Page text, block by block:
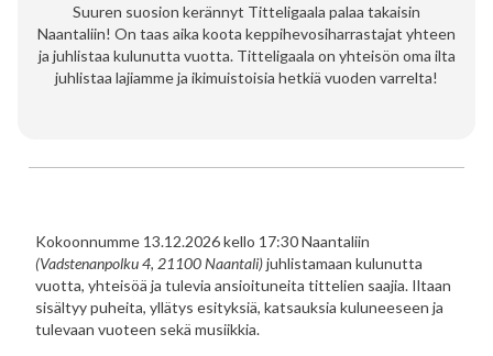
Suuren suosion kerännyt Titteligaala palaa takaisin
Naantaliin! On taas aika koota keppihevosiharrastajat yhteen
ja juhlistaa kulunutta vuotta. Titteligaala on yhteisön oma ilta
juhlistaa lajiamme ja ikimuistoisia hetkiä vuoden varrelta!
Kokoonnumme 13.12.2026 kello 17:30 Naantaliin
(Vadstenanpolku 4, 21100 Naantali)juhlistamaan kulunutta
vuotta, yhteisöä ja tulevia ansioituneita tittelien saajia. Iltaan
sisältyy puheita, yllätys esityksiä, katsauksia kuluneeseen ja
tulevaan vuoteen sekä musiikkia.